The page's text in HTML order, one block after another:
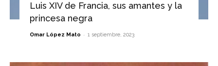
Luis XIV de Francia, sus amantes y la
princesa negra
Omar López Mato - 1 septiembre, 2023